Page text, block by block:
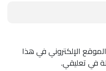
الإلكتروني في هذا
في تعليقي.